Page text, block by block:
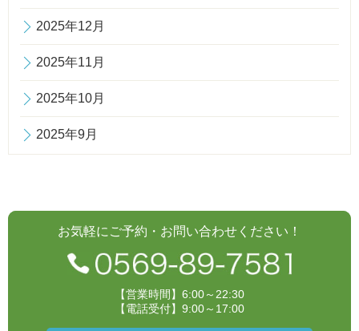
2025年12月
2025年11月
2025年10月
2025年9月
お気軽にご予約・お問い合わせください！
【営業時間】6:00～22:30
【電話受付】9:00～17:00